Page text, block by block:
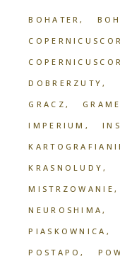
BOHATER
DOBRERZUTY
GRACZ
IMPERIUM
KRASNOLUDY
MISTRZOWANIE
NEUROSHIMA
PIASKOWNICA
POSTAPO